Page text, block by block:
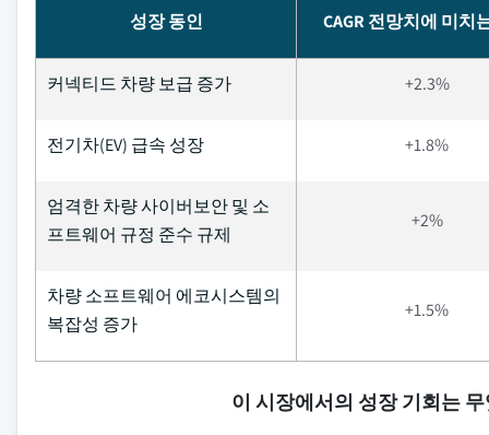
성장 동인 CAGR 전망치에 미치
커넥티드 차량 보급 증가 +2.3%
전기차(EV) 급속 성장 +1.8%
엄격한 차량 사이버보안 및 소
프트웨어 규정 준수 규제
+2%
차량 소프트웨어 에코시스템의
복잡성 증가
+1.5%
이 시장에서의 성장 기회는